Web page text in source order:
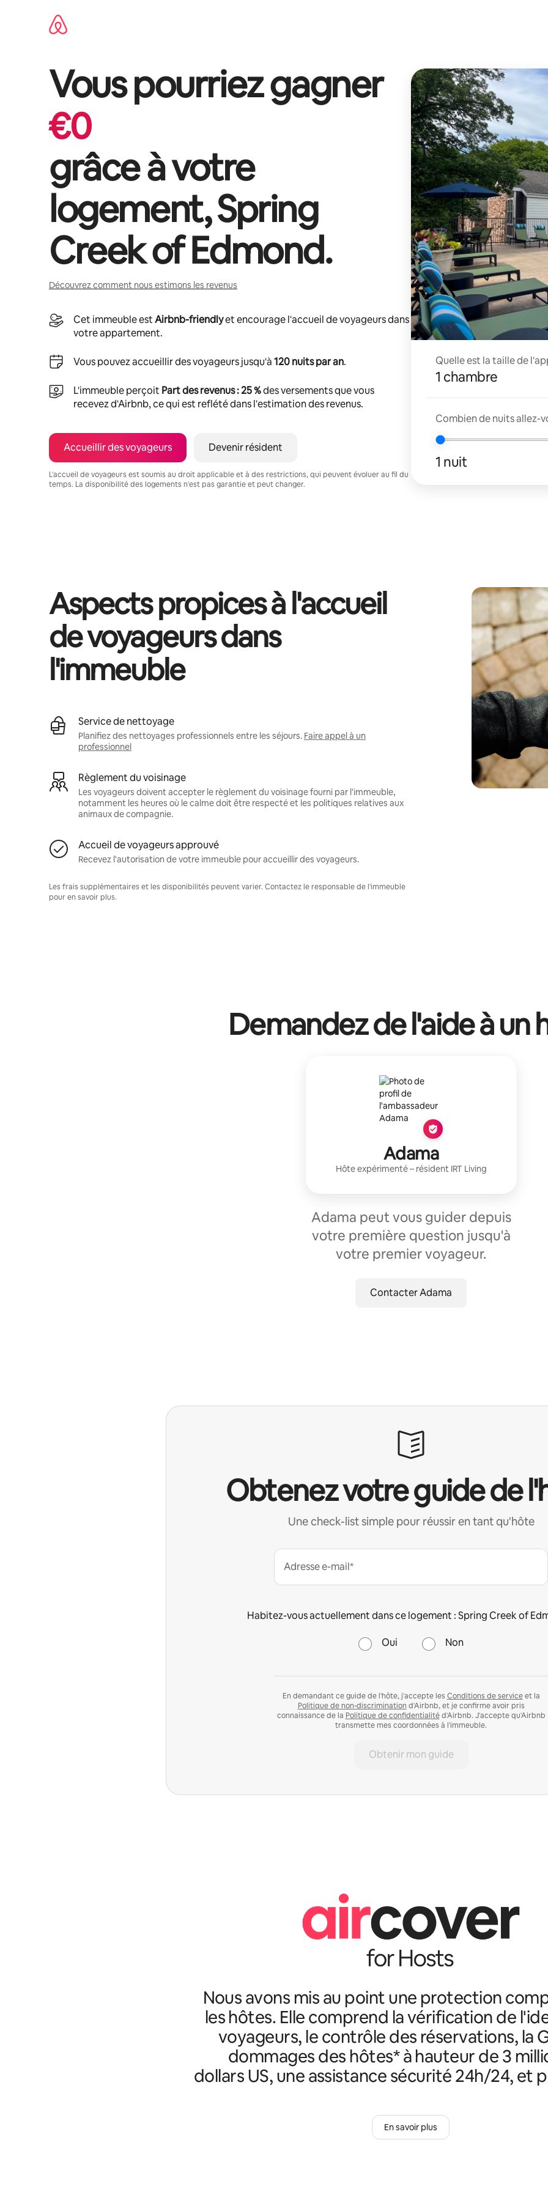
Vous pourriez gagner
€0
grâce à votre
logement,Spring
Creek of Edmond.
Découvrez comment nous estimons les revenus
Cet immeuble estAirbnb-friendlyet encourage l'accueil de voyageurs dans
votre appartement.
Vous pouvez accueillir des voyageurs jusqu'à120 nuits par an.
L'immeuble perçoit Part des revenus : 25 %des versements que vous
recevez d'Airbnb, ce qui est reflété dans l'estimation des revenus.
Accueillir des voyageurs Devenir résident
L'accueil de voyageurs est soumis au droit applicable et à des restrictions, qui peuvent évoluer au fil du
temps. La disponibilité des logements n'est pas garantie et peut changer.
Quelle est la taille de
1 chambre
Combien de nuits allez-
1 nuit
Aspects propices à l'accueil
de voyageurs dans
l'immeuble
Service de nettoyage
Planifiez des nettoyages professionnels entre les séjours. Faire appel à un
professionnel
Règlement du voisinage
Les voyageurs doivent accepter le règlement du voisinage fourni par l'immeuble,
notamment les heures où le calme doit être respecté et les politiques relatives aux
animaux de compagnie.
Accueil de voyageurs approuvé
Recevez l'autorisation de votre immeuble pour accueillir des voyageurs.
Les frais supplémentaires et les disponibilités peuvent varier. Contactez le responsable de l'immeuble
pour en savoir plus.
Demandez de l'aide à un
Adama
Hôte expérimenté– résident IRT Living
Adama peut vous guider depuis
votre première question jusqu'à
votre premier voyageur.
Contacter Adama
Obtenez votre guide de
Une check-list simple pour réussir en tant qu'hôte
Adresse e-mail*
Habitez-vous actuellement dans ce logement : Spring Creek of
Oui Non
En demandant ce guide de l'hôte, j'accepte les Conditions de serviceet la
Politique de non-discrimination d'Airbnb, et je confirme avoir pris
connaissance de la Politique de confidentialitéd'Airbnb. J'accepte qu'Airbnb
transmette mes coordonnées à l'immeuble.
Obtenir mon guide
Nous avons mis au point une protection
les hôtes. Elle comprend la vérification de
voyageurs, le contrôle des réservations, la
dommages des hôtes* à hauteur de 3
dollars US, une assistance sécurité 24h/24, et
En savoir plus